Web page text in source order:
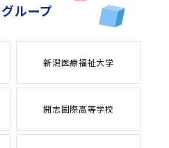
ループ
新潟医療福祉大学
開志国際高等学校